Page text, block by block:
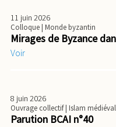
11 juin 2026
Colloque| Monde byzantin
Mirages de Byzance
Voir
8 juin 2026
Ouvrage collectif| Islam médiéval
Parution BCAI n°40